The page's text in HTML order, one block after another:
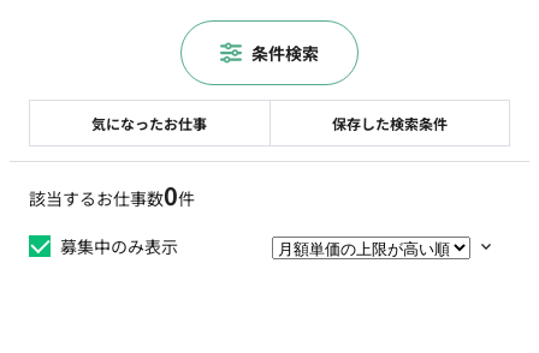
該当するお仕事数0件
募集中のみ表示
気になったお仕事 保存した検索条件
条件検索